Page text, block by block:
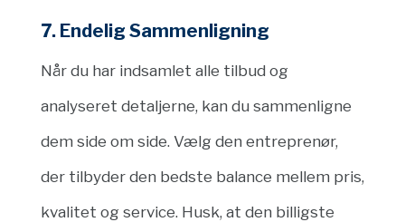
7. Endelig Sammenligning
Når du har indsamlet alle tilbud og
analyseret detaljerne, kan du sammenligne
dem side om side. Vælg den entreprenør,
der tilbyder den bedste balance mellem pris,
kvalitet og service. Husk, at den billigste